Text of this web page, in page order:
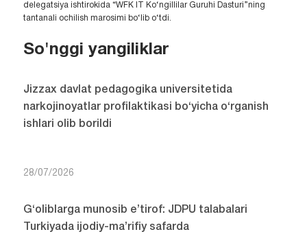
delegatsiya ishtirokida “WFK IT Ko‘ngillilar Guruhi Dasturi”ning
tantanali ochilish marosimi bo‘lib o‘tdi.
So'nggi yangiliklar
Jizzax davlat pedagogika universitetida
narkojinoyatlar profilaktikasi bo‘yicha o‘rganish
ishlari olib borildi
28/07/2026
G‘oliblarga munosib e’tirof: JDPU talabalari
Turkiyada ijodiy-ma’rifiy safarda